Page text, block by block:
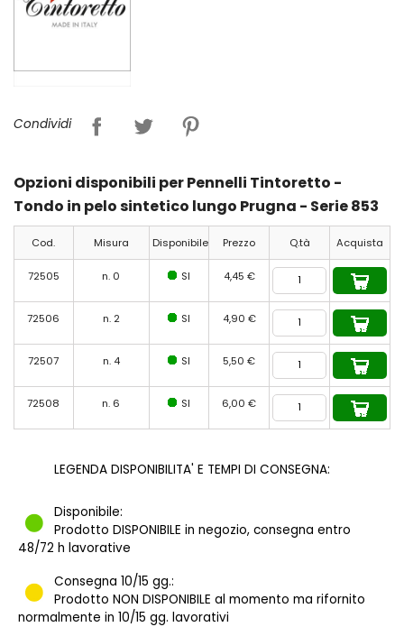
Condividi
Opzioni disponibili per Pennelli Tintoretto -
Tondo in pelo sintetico lungo Prugna - Serie 853
Cod. Misura Disponibile Prezzo Q.tà Acquista
72505 n. 0 SI 4,45 €
72506 n. 2 SI 4,90 €
72507 n. 4 SI 5,50 €
72508 n. 6 SI 6,00 €
LEGENDA DISPONIBILITA' E TEMPI DI CONSEGNA:
Disponibile:
Prodotto DISPONIBILE in negozio, consegna entro
48/72 h lavorative
Consegna 10/15 gg.:
Prodotto NON DISPONIBILE al momento ma rifornito
normalmente in 10/15 gg. lavorativi